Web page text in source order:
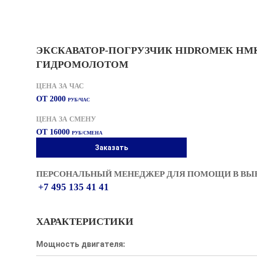
ЭКСКАВАТОР-ПОГРУЗЧИК HIDROMEK
ГИДРОМОЛОТОМ
ЦЕНА ЗА ЧАС
ОТ 2000 РУБ/ЧАС
ЦЕНА ЗА СМЕНУ
ОТ 16000 РУБ/СМЕНА
Заказать
ПЕРСОНАЛЬНЫЙ МЕНЕДЖЕР ДЛЯ ПОМОЩИ В
+7 495 135 41 41
ХАРАКТЕРИСТИКИ
Мощность двигателя: